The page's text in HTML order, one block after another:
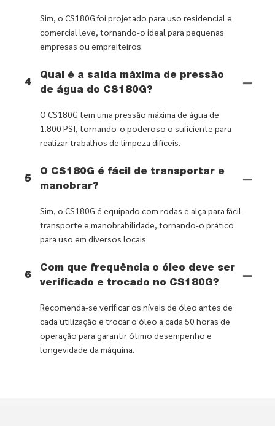
Sim, o CS180G foi projetado para uso residencial e
comercial leve, tornando-o ideal para pequenas
empresas ou empreiteiros.
4
Qual é a saída máxima de pressão
de água do CS180G?
O CS180G tem uma pressão máxima de água de
1.800 PSI, tornando-o poderoso o suficiente para
realizar trabalhos de limpeza difíceis.
5
O CS180G é fácil de transportar e
manobrar?
Sim, o CS180G é equipado com rodas e alça para fácil
transporte e manobrabilidade, tornando-o prático
para uso em diversos locais.
6
Com que frequência o óleo deve ser
verificado e trocado no CS180G?
Recomenda-se verificar os níveis de óleo antes de
cada utilização e trocar o óleo a cada 50 horas de
operação para garantir ótimo desempenho e
longevidade da máquina.